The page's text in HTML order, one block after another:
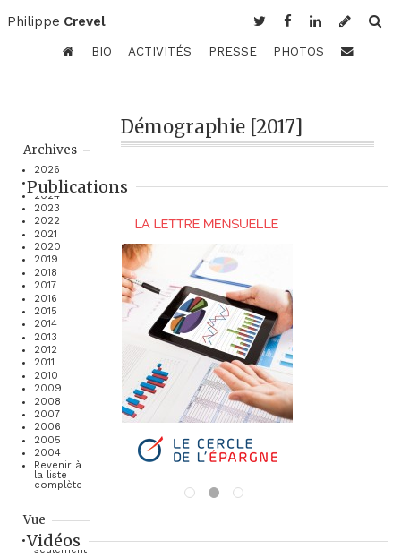
Philippe Crevel
BIO ACTIVITÉS PRESSE PHOTOS
Archives
2026
2025
2024
2023
2022
2021
2020
2019
2018
2017
2016
2015
2014
2013
2012
2011
2010
2009
2008
2007
2006
2005
2004
Revenir à
la liste
complète
Vue
Les titres
seulement
Démographie [2017]
Publications
Vidéos